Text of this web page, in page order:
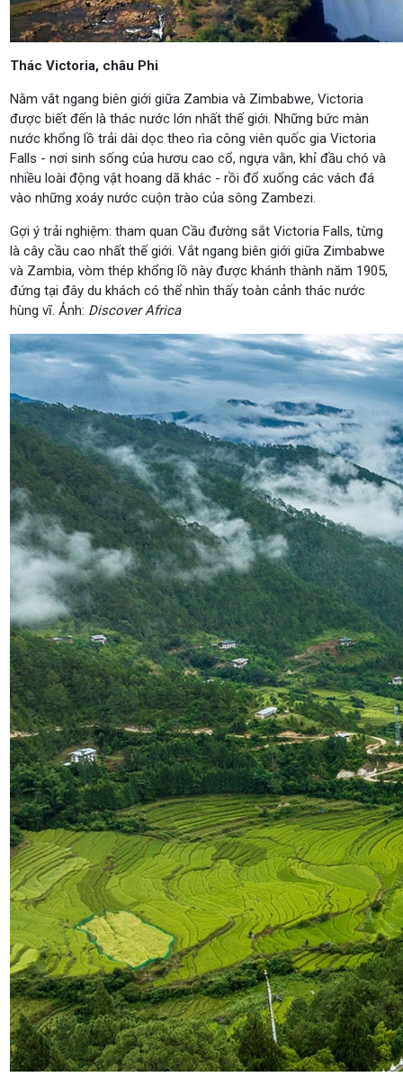
Thác Victoria, châu Phi
Nằm vắt ngang biên giới giữa Zambia và Zimbabwe, Victoria
được biết đến là thác nước lớn nhất thế giới. Những bức màn
nước khổng lồ trải dài dọc theo rìa công viên quốc gia Victoria
Falls - nơi sinh sống của hươu cao cổ, ngựa vằn, khỉ đầu chó và
nhiều loài động vật hoang dã khác - rồi đổ xuống các vách đá
vào những xoáy nước cuộn trào của sông Zambezi.
Gợi ý trải nghiệm: tham quan Cầu đường sắt Victoria Falls, từng
là cây cầu cao nhất thế giới. Vắt ngang biên giới giữa Zimbabwe
và Zambia, vòm thép khổng lồ này được khánh thành năm 1905,
đứng tại đây du khách có thể nhìn thấy toàn cảnh thác nước
hùng vĩ. Ảnh: Discover Africa